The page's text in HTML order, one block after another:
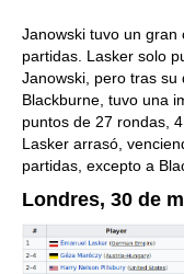
Janowski tuvo un
partidas. Lasker solo
Janowski, pero tras
Blackburne, tuvo una
puntos de 27 rondas,
Lasker arrasó,
partidas, excepto a
Londres, 30 de